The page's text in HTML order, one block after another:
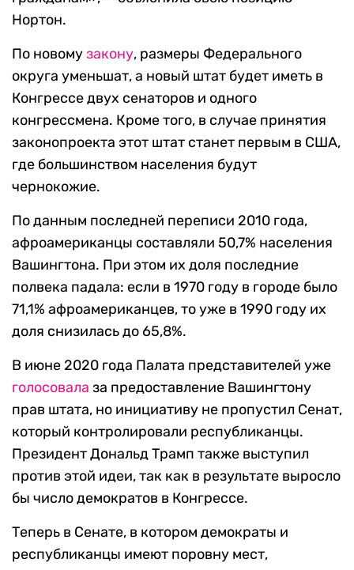
Нортон.
По новомузакону, размеры Федерального
округа уменьшат, а новый штат будет иметь в
Конгрессе двух сенаторов и одного
конгрессмена. Кроме того, в случае принятия
законопроекта этот штат станет первым в США,
где большинством населения будут
чернокожие.
По данным последней переписи 2010 года,
афроамериканцы составляли 50,7% населения
Вашингтона. При этом их доля последние
полвека падала: если в 1970 году в городе было
71,1% афроамериканцев, то уже в 1990 году их
доля снизилась до 65,8%.
В июне 2020 года Палата представителей уже
голосовала за предоставление Вашингтону
прав штата, но инициативу не пропустил Сенат,
который контролировали республиканцы.
Президент Дональд Трамп также выступил
против этой идеи, так как в результате выросло
бы число демократов в Конгрессе.
Теперь в Сенате, в котором демократы и
республиканцы имеют поровну мест,